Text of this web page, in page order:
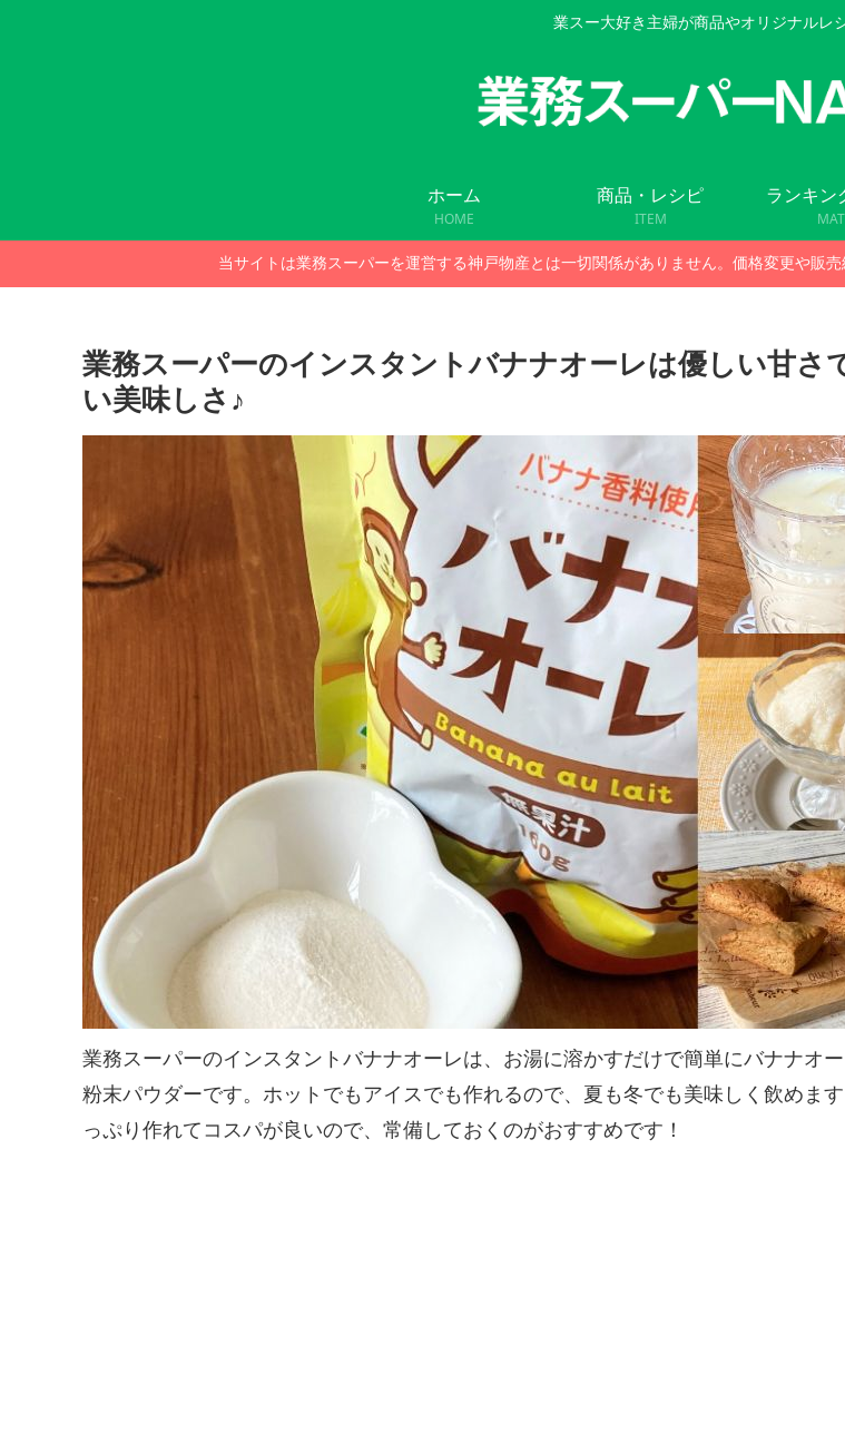
業スー大好き主婦が商品やオリジナルレ
ホーム
HOME
商品・レシピ
ITEM
ランキン
当サイトは業務スーパーを運営する神戸物産とは一切関係がありません。価格変更や販
業務スーパーのインスタントバナナオーレは優しい甘さ
い美味しさ♪
業務スーパーのインスタントバナナオーレは、お湯に溶かすだけで簡単にバナナオー
粉末パウダーです。ホットでもアイスでも作れるので、夏も冬でも美味しく飲めま
っぷり作れてコスパが良いので、常備しておくのがおすすめです！